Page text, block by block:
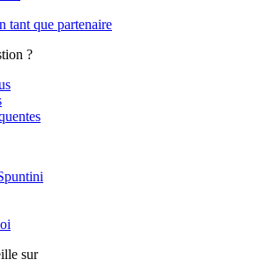
tant que partenaire
?
sur